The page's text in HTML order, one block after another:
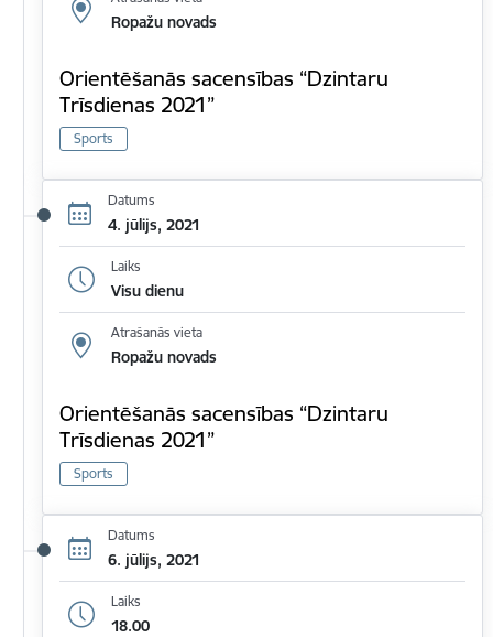
Ropažu novads
Orientēšanās sacensības “Dzintaru
Trīsdienas 2021”
Sports
Datums
4. jūlijs, 2021
Laiks
Visu dienu
Atrašanās vieta
Ropažu novads
Orientēšanās sacensības “Dzintaru
Trīsdienas 2021”
Sports
Datums
6. jūlijs, 2021
Laiks
18.00